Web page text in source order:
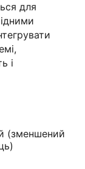
для
і
(зменшений